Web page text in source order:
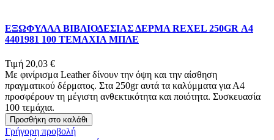
ΕΞΩΦΥΛΛΑ ΒΙΒΛΙΟΔΕΣΙΑΣ ΔΕΡΜΑ REXEL 250GR Α4
4401981 100 ΤΕΜΑΧΙΑ ΜΠΛΕ
Τιμή 20,03 €
Με φινίρισμα Leather δίνουν την όψη και την αίσθηση
πραγματικού δέρματος. Στα 250gr αυτά τα καλύμματα για Α4
προσφέρουν τη μέγιστη ανθεκτικότητα και ποιότητα. Συσκευασία
100 τεμάχια.
Προσθήκη στο καλάθι
Γρήγορη προβολή